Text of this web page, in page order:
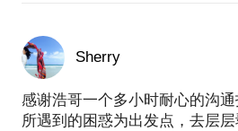
Sherry
感谢浩哥一个多小时耐心的沟
所遇到的困惑为出发点，去层